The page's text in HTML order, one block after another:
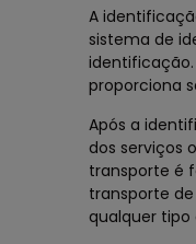
A
sistema de
proporciona
Após a
dos serviços
transporte é
transporte
qualquer